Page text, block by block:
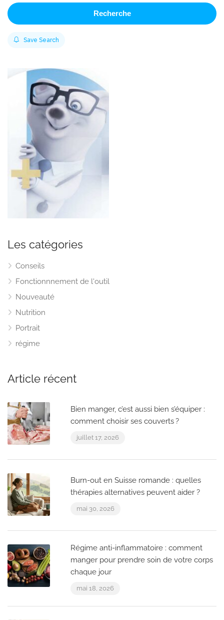
Recherche
Save Search
Les catégories
Conseils
Fonctionnnement de l'outil
Nouveauté
Nutrition
Portrait
régime
Article récent
Bien manger, c’est aussi bien s’équiper :
comment choisir ses couverts ?
juillet 17, 2026
Burn-out en Suisse romande : quelles
thérapies alternatives peuvent aider ?
mai 30, 2026
Régime anti-inflammatoire : comment
manger pour prendre soin de votre corps
chaque jour
mai 18, 2026